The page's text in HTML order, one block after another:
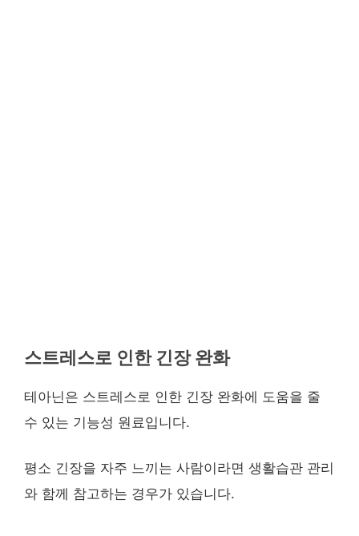
스트레스로 인한 긴장 완화
테아닌은 스트레스로 인한 긴장 완화에 도움을 줄
수 있는 기능성 원료입니다.
평소 긴장을 자주 느끼는 사람이라면 생활습관 관리
와 함께 참고하는 경우가 있습니다.